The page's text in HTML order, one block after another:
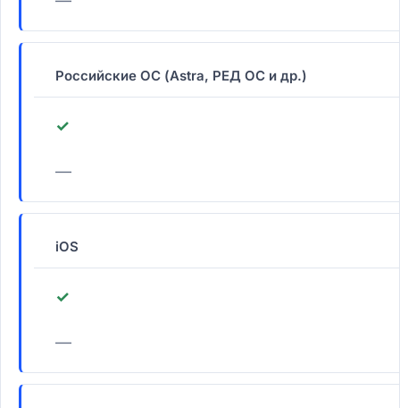
Российские ОС (Astra, РЕД ОС и др.)
✓
—
iOS
✓
—